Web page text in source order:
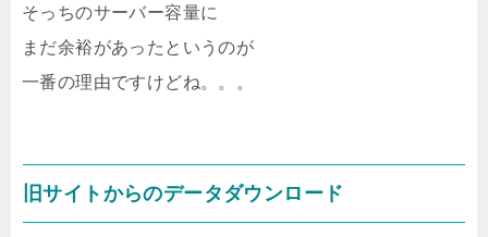
そっちのサーバー容量に
まだ余裕があったというのが
一番の理由ですけどね。。。
旧サイトからのデータダウンロード